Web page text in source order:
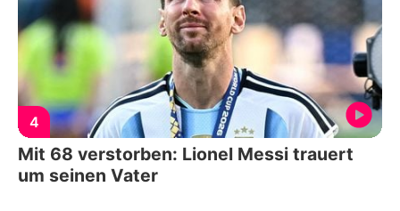
4
Mit 68 verstorben: Lionel Messi trauert
um seinen Vater